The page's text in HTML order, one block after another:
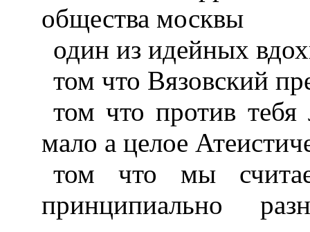
общества москвы
один из идейных
том что Вязовский
том что против
мало а целое
том что мы
принципиально